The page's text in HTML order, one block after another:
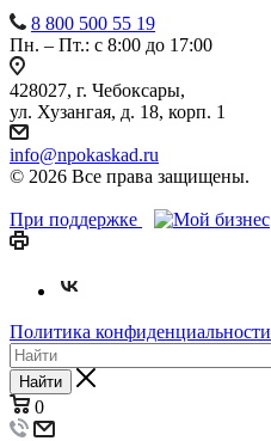
8 800 500 55 19
Пн. – Пт.: с 8:00 до 17:00
428027, г. Чебоксары,
ул. Хузангая, д. 18, корп. 1
info@npokaskad.ru
© 2026 Все права защищены.
При поддержке
Политика конфиденциальности
Найти
0